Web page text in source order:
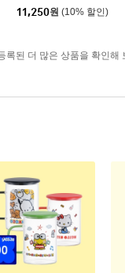
11,250원 (10% 할인)
록된 더 많은 상품을 확인해